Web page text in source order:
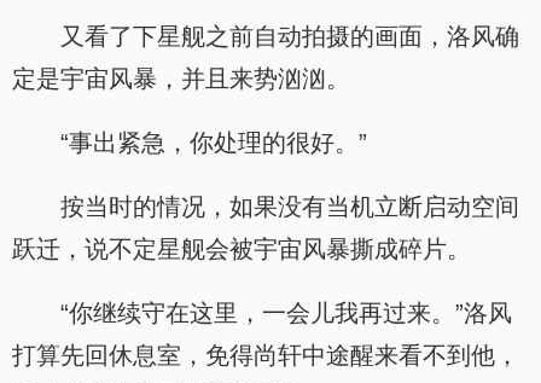
又看了下星舰之前自动拍摄的画面，洛风确
定是宇宙风暴，并且来势汹汹。
“事出紧急，你处理的很好。”
按当时的情况，如果没有当机立断启动空间
跃迁，说不定星舰会被宇宙风暴撕成碎片。
“你继续守在这里，一会儿我再过来。”洛风
打算先回休息室，免得尚轩中途醒来看不到他，